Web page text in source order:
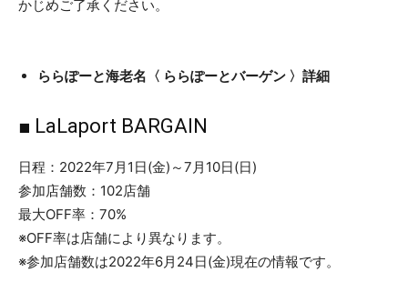
かじめご了承ください。
ららぽーと海老名〈 ららぽーとバーゲン 〉詳細
■ LaLaport BARGAIN
日程：2022年7月1日(金)～7月10日(日)
参加店舗数：102店舗
最大OFF率：70%
※OFF率は店舗により異なります。
※参加店舗数は2022年6月24日(金)現在の情報です。